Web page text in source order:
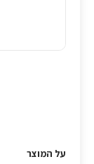
על המוצר